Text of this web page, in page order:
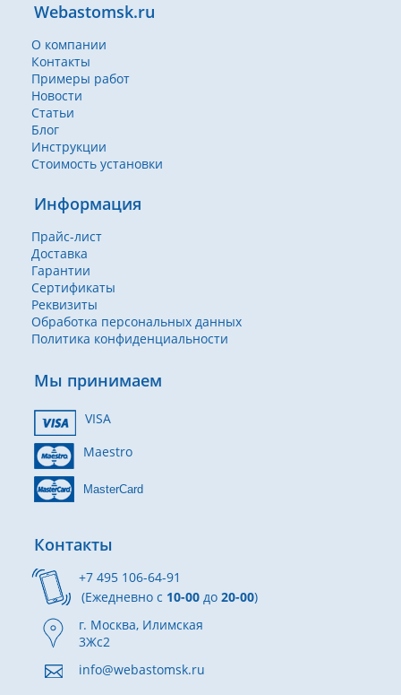
Webastomsk.ru
О компании
Контакты
Примеры работ
Новости
Статьи
Блог
Инструкции
Стоимость установки
Информация
Прайс-лист
Доставка
Гарантии
Сертификаты
Реквизиты
Обработка персональных данных
Политика конфиденциальности
Мы принимаем
VISA
Maestro
MasterCard
Контакты
+7 495 106-64-91
(Ежедневно с 10-00 до 20-00)
г. Москва, Илимская
3Жс2
info@webastomsk.ru